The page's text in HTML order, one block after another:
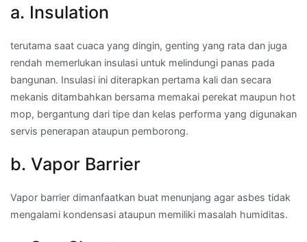
a. Insulation
terutama saat cuaca yang dingin, genting yang rata dan juga
rendah memerlukan insulasi untuk melindungi panas pada
bangunan. Insulasi ini diterapkan pertama kali dan secara
mekanis ditambahkan bersama memakai perekat maupun hot
mop, bergantung dari tipe dan kelas performa yang digunakan
servis penerapan ataupun pemborong.
b. Vapor Barrier
Vapor barrier dimanfaatkan buat menunjang agar asbes tidak
mengalami kondensasi ataupun memiliki masalah humiditas.